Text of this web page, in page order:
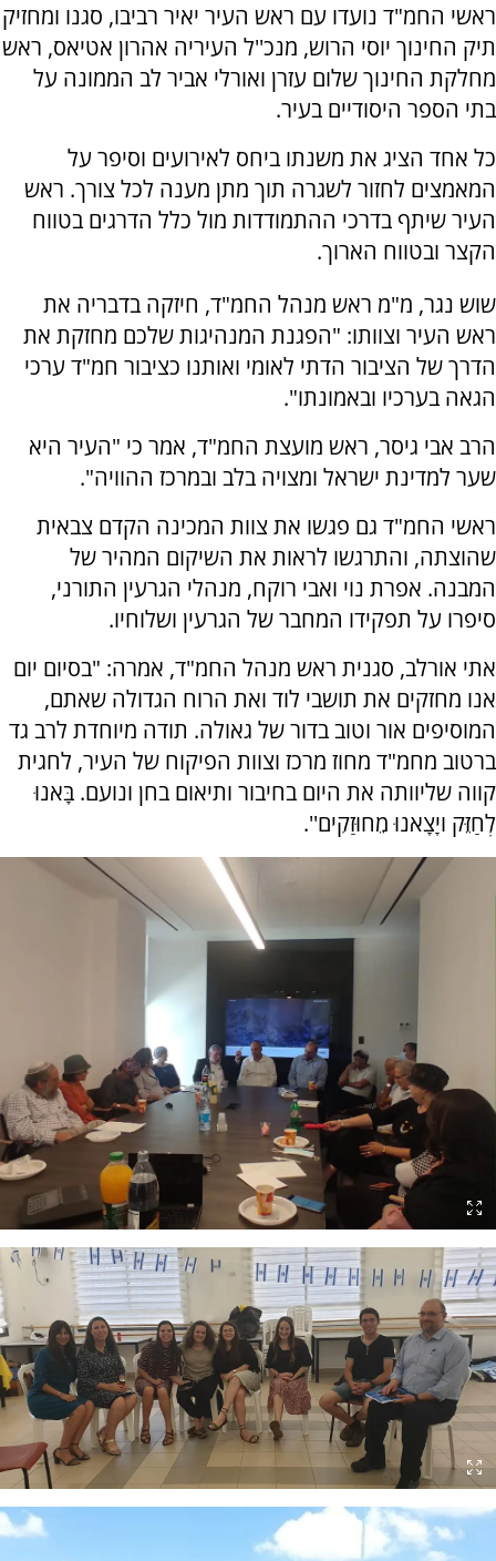
ראשי החמ"ד נועדו עם ראש העיר יאיר רביבו, סגנו ומחזיק
תיק החינוך יוסי הרוש, מנכ''ל העיריה אהרון אטיאס, ראש
מחלקת החינוך שלום עזרן ואורלי אביר לב הממונה על
בתי הספר היסודיים בעיר.
כל אחד הציג את משנתו ביחס לאירועים וסיפר על
המאמצים לחזור לשגרה תוך מתן מענה לכל צורך. ראש
העיר שיתף בדרכי ההתמודדות מול כלל הדרגים בטווח
הקצר ובטווח הארוך.
שוש נגר, מ"מ ראש מנהל החמ"ד, חיזקה בדבריה את
ראש העיר וצוותו: "הפגנת המנהיגות שלכם מחזקת את
הדרך של הציבור הדתי לאומי ואותנו כציבור חמ"ד ערכי
הגאה בערכיו ובאמונתו".
הרב אבי גיסר, ראש מועצת החמ"ד, אמר כי "העיר היא
שער למדינת ישראל ומצויה בלב ובמרכז ההוויה".
ראשי החמ"ד גם פגשו את צוות המכינה הקדם צבאית
שהוצתה, והתרגשו לראות את השיקום המהיר של
המבנה. אפרת נוי ואבי רוקח, מנהלי הגרעין התורני,
סיפרו על תפקידו המחבר של הגרעין ושלוחיו.
אתי אורלב, סגנית ראש מנהל החמ"ד, אמרה: "בסיום יום
אנו מחזקים את תושבי לוד ואת הרוח הגדולה שאתם,
המוסיפים אור וטוב בדור של גאולה. תודה מיוחדת לרב גד
ברטוב מחמ"ד מחוז מרכז וצוות הפיקוח של העיר, לחגית
קווה שליוותה את היום בחיבור ותיאום בחן ונועם. בָּאנוּ
לְחַזֵּק ויָצָאנוּ מֵחוּזַקִים''.